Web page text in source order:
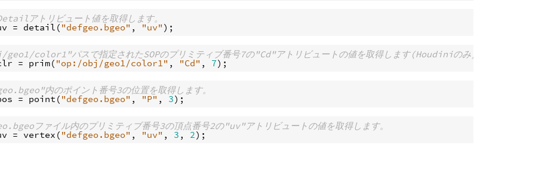
アトリビュート値を取得します。
= detail ( "defgeo.bgeo" , "uv"
color1"パスで指定されたSOPのプリミティブ番号7の"Cd"アトリビュートの値を取得します(Houdiniのみ)。
= prim( "op:/obj/geo1/color1" , "Cd" , 7
内のポイント番号3の位置を取得します。
= point ( "defgeo.bgeo" , "P" , 3
ファイル内のプリミティブ番号3の頂点番号2の"uv"アトリビュートの値を取得します。
= vertex ( "defgeo.bgeo" , "uv" , 3 , 2